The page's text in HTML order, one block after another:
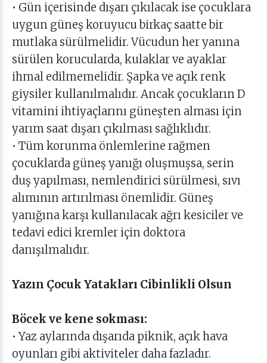
• Gün içerisinde dışarı çıkılacak ise çocuklara
uygun güneş koruyucu birkaç saatte bir
mutlaka sürülmelidir. Vücudun her yanına
sürülen korucularda, kulaklar ve ayaklar
ihmal edilmemelidir. Şapka ve açık renk
giysiler kullanılmalıdır. Ancak çocukların D
vitamini ihtiyaçlarını güneşten alması için
yarım saat dışarı çıkılması sağlıklıdır.
• Tüm korunma önlemlerine rağmen
çocuklarda güneş yanığı oluşmuşsa, serin
duş yapılması, nemlendirici sürülmesi, sıvı
alımının artırılması önemlidir. Güneş
yanığına karşı kullanılacak ağrı kesiciler ve
tedavi edici kremler için doktora
danışılmalıdır.
Yazın Çocuk Yatakları Cibinlikli Olsun
Böcek ve kene sokması:
• Yaz aylarında dışarıda piknik, açık hava
oyunları gibi aktiviteler daha fazladır.